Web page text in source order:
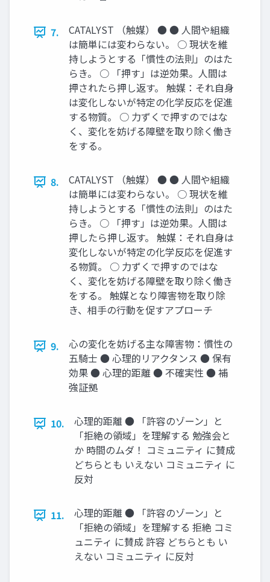
7.
CATALYST （触媒） ● ● 人間や組織
は簡単には変わらない。 ○ 現状を維
持しようとする「慣性の法則」のはた
らき。 ○ 「押す」は逆効果。人間は
押されたら押し返す。 触媒：それ自身
は変化しないが特定の化学反応を促進
する物質。 ○ 力ずくで押すのではな
く、変化を妨げる障壁を取り除く働き
をする。
8.
CATALYST （触媒） ● ● 人間や組織
は簡単には変わらない。 ○ 現状を維
持しようとする「慣性の法則」のはた
らき。 ○ 「押す」は逆効果。人間は
押したら押し返す。 触媒：それ自身は
変化しないが特定の化学反応を促進す
る物質。 ○ 力ずくで押すのではな
く、変化を妨げる障壁を取り除く働き
をする。 触媒となり障害物を取り除
き、相手の行動を促すアプローチ
9.
心の変化を妨げる主な障害物：慣性の
五騎士 ● 心理的リアクタンス ● 保有
効果 ● 心理的距離 ● 不確実性 ● 補
強証拠
10.
心理的距離 ● 「許容のゾーン」と
「拒絶の領域」を理解する 勉強会と
か 時間のムダ！ コミュニティ に賛成
どちらとも いえない コミュニティ に
反対
11.
心理的距離 ● 「許容のゾーン」と
「拒絶の領域」を理解する 拒絶 コミ
ュニティ に賛成 許容 どちらとも い
えない コミュニティ に反対